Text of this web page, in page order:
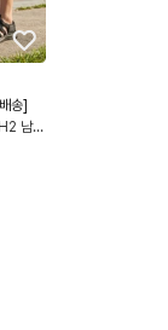
송]
남성
어